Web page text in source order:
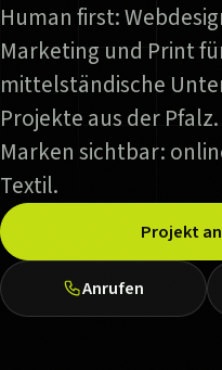
Human first:
Marketing und Print
mittelständische
Projekte aus der
Marken sichtbar:
Textil.
Projekt
Anrufen